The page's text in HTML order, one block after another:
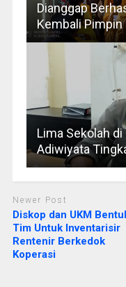
Dianggap
Kembali Pimpin
Lima Sekolah
Adiwiyata
Newer Post
Diskop dan UKM
Tim Untuk Inventarisir
Rentenir Berkedok
Koperasi